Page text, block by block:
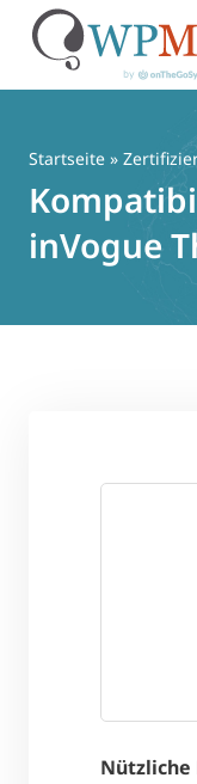
springen
Startseite »
inVogue
Nützliche